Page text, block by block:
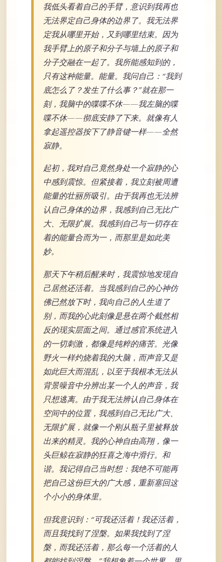
我低头看着自己的手臂，意识到我再也
无法界定自己身体的边界了。我无法界
定我从哪里开始，又到哪里结束。因为
我手臂上的原子和分子与墙上的原子和
分子交融在一起了。我所能感知到的，
只有这种能量。能量。我问自己：“我到
底怎么了？发生了什么事？”就在那一
刻，我脑中的喋喋不休——我左脑的喋
喋不休——彻底安静了下来。就像有人
拿起遥控器按下了静音键一样——全然
寂静。
起初，我对自己竟然身处一个寂静的心
中感到震惊。但紧接着，我立刻被周遭
能量的壮丽所吸引。由于我再也无法辨
认自己身体的边界，我感到自己无比广
大、无限扩展。我感到自己与一切存在
着的能量合而为一，而那里是如此美
妙。
那天下午稍后醒来时，我震惊地发现自
己居然还活着。当我感到自己的心神仿
佛已然放下时，我向自己的人生道了
别，而我的心此刻像是悬在两个截然相
反的现实层面之间。通过感官系统进入
的一切刺激，都像是纯粹的痛苦。光像
野火一样灼烧着我的大脑，而声音又是
如此巨大而混乱，以至于我根本无法从
背景噪音中分辨出某一个人的声音，我
只想逃离。由于我无法辨认自己身体在
空间中的位置，我感到自己无比广大、
无限扩展，就像一个刚从瓶子里被释放
出来的精灵。我的心神自由高翔，像一
头巨鲸在寂静的狂喜之海中滑行。和
谐。我记得自己当时想：我绝不可能再
把自己这份巨大的广大感，重新塞回这
个小小的身体里。
但我意识到：“可我还活着！我还活着，
而且我找到了涅槃。如果我找到了涅
槃，而我还活着，那么每一个活着的人